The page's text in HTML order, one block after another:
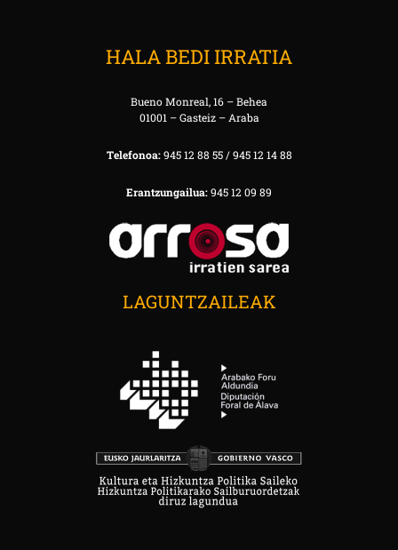
HALA BEDI IRRATIA
Bueno Monreal, 16 – Behea
01001 – Gasteiz – Araba
Telefonoa:945 12 88 55 / 945 12 14 88
Erantzungailua:945 12 09 89
LAGUNTZAILEAK